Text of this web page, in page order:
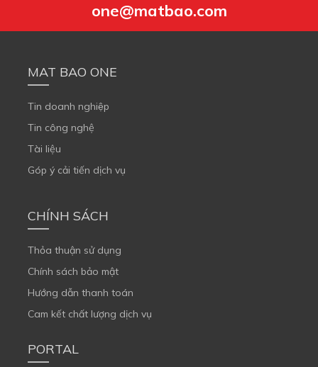
one@matbao.com
MAT BAO ONE
Tin doanh nghiệp
Tin công nghệ
Tài liệu
Góp ý cải tiến dịch vụ
CHÍNH SÁCH
Thỏa thuận sử dụng
Chính sách bảo mật
Hướng dẫn thanh toán
Cam kết chất lượng dịch vụ
PORTAL